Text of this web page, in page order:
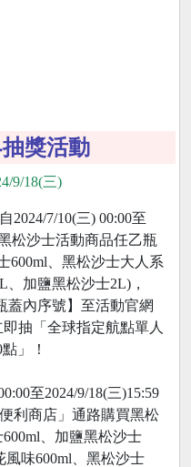
獎活動
9/18(三)
2024/7/10(三) 00:00至
松沙士活動商品任乙瓶
600ml、黑松沙士大人系
、加鹽黑松沙士2L)，
蓋內序號】至活動官網
抽「全球指定航點單人
」！
至2024/9/18(三)15:59
利商店」通路購買黑松
、加鹽黑松沙士
風味600ml、黑松沙士